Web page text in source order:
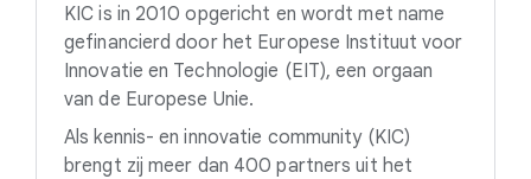
KIC is in 2010 opgericht en wordt met name
gefinancierd door het Europese Instituut voor
Innovatie en Technologie (EIT), een orgaan
van de Europese Unie.
Als kennis- en innovatie community (KIC)
brengt zij meer dan 400 partners uit het